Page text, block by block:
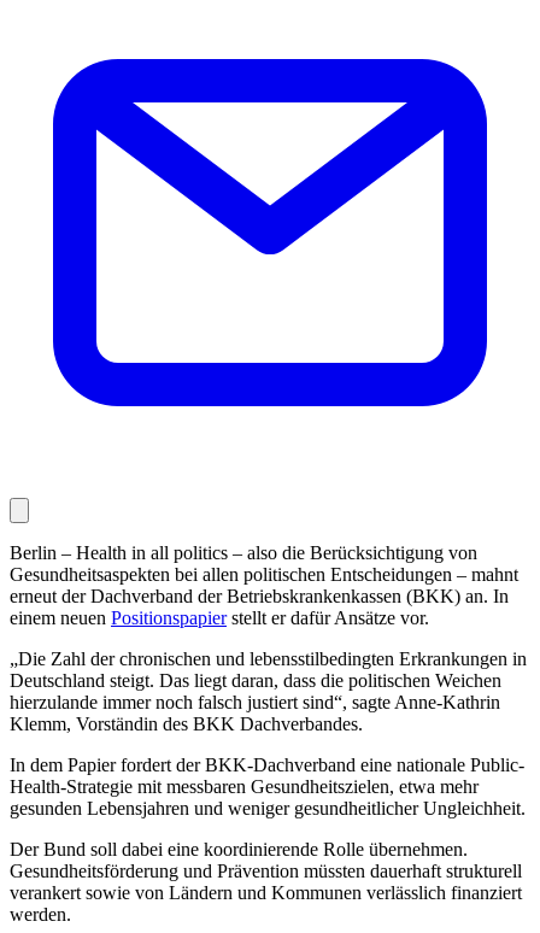
Berlin – Health in all politics – also die Berücksichtigung von
Gesundheitsaspekten bei allen politischen Entscheidungen – mahnt
erneut der Dachverband der Betriebskrankenkassen (BKK) an. In
einem neuen Positionspapierstellt er dafür Ansätze vor.
„Die Zahl der chronischen und lebensstilbedingten Erkrankungen in
Deutschland steigt. Das liegt daran, dass die politischen Weichen
hierzulande immer noch falsch justiert sind“, sagte Anne-Kathrin
Klemm, Vorständin des BKK Dachverbandes.
In dem Papier fordert der BKK-Dachverband eine nationale Public-
Health-Strategie mit messbaren Gesundheitszielen, etwa mehr
gesunden Lebensjahren und weniger gesundheitlicher Ungleichheit.
Der Bund soll dabei eine koordinierende Rolle übernehmen.
Gesundheitsförderung und Prävention müssten dauerhaft strukturell
verankert sowie von Ländern und Kommunen verlässlich finanziert
werden.